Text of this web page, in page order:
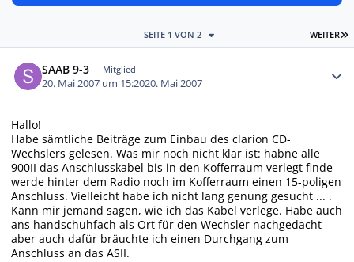
WEITER
SEITE 1 VON 2
SAAB 9-3 Mitglied
20. Mai 2007 um 15:2020. Mai 2007
Hallo!
Habe sämtliche Beiträge zum Einbau des clarion CD-
Wechslers gelesen. Was mir noch nicht klar ist: habne alle
900II das Anschlusskabel bis in den Kofferraum verlegt finde
werde hinter dem Radio noch im Kofferraum einen 15-poligen
Anschluss. Vielleicht habe ich nicht lang genung gesucht ... .
Kann mir jemand sagen, wie ich das Kabel verlege. Habe auch
ans handschuhfach als Ort für den Wechsler nachgedacht -
aber auch dafür bräuchte ich einen Durchgang zum
Anschluss an das ASII.